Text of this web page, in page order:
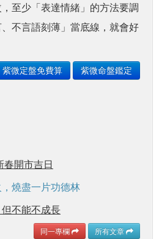
至少「表達情緒」的方法要調
不言語刻薄」當底線，就會好
紫微定盤免費算 紫微命盤鑑定
春開市吉日
燒盡一片功德林
不能不成長
同一專欄 所有文章